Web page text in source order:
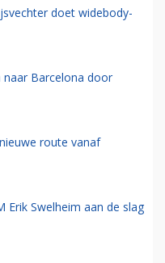
doet widebody-
naar Barcelona door
route vanaf
Erik Swelheim aan de slag